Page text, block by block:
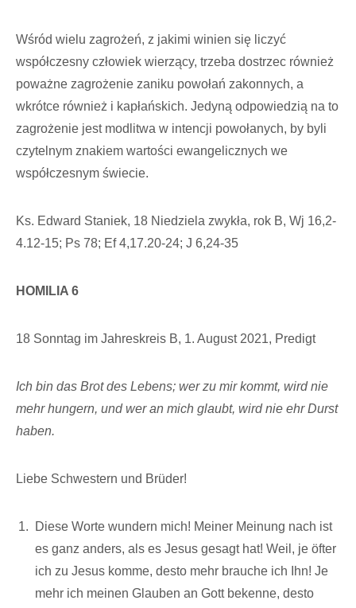
Wśród wielu zagrożeń, z jaki­mi winien się liczyć
współczesny człowiek wierzący, trzeba do­strzec również
poważne zagroże­nie zaniku powołań zakonnych, a
wkrótce również i kapłańskich. Jedyną odpowiedzią na to
zagrożenie jest modlitwa w intencji powołanych, by byli
czytelnym znakiem wartości ewangelicz­nych we
współczesnym świecie.
Ks. Edward Staniek, 18 Niedziela zwykła, rok B, Wj 16,2-
4.12-15; Ps 78; Ef 4,17.20-24; J 6,24-35
HOMILIA 6
18 Sonntag im Jahreskreis B, 1. August 2021, Predigt
Ich bin das Brot des Lebens; wer zu mir kommt, wird nie
mehr hungern, und wer an mich glaubt, wird nie ehr Durst
haben.
Liebe Schwestern und Brüder!
Diese Worte wundern mich! Meiner Meinung nach ist
es ganz anders, als es Jesus gesagt hat! Weil, je öfter
ich zu Jesus komme, desto mehr brauche ich Ihn! Je
mehr ich meinen Glauben an Gott bekenne, desto